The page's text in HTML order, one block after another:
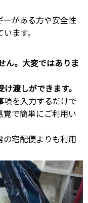
がある方や安全性
ます。
ん。大変ではありま
渡しができます。
項を入力するだけで
で簡単にご利用い
宅配便よりも利用